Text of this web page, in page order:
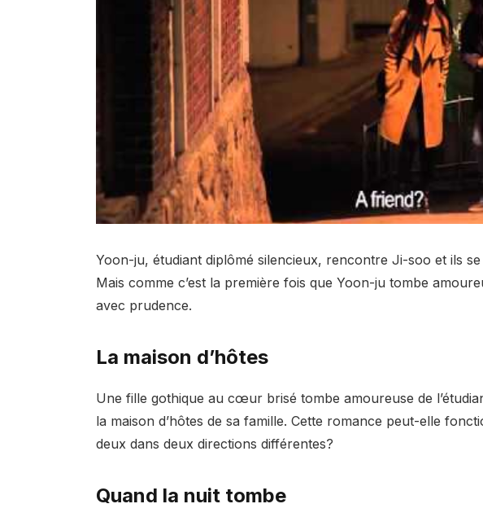
Yoon-ju, étudiant diplômé silencieux, rencontre Ji-soo et ils
Mais comme c’est la première fois que Yoon-ju tombe
avec prudence.
La maison d’hôtes
Une fille gothique au cœur brisé tombe amoureuse de
la maison d’hôtes de sa famille. Cette romance peut-elle
deux dans deux directions différentes?
Quand la nuit tombe